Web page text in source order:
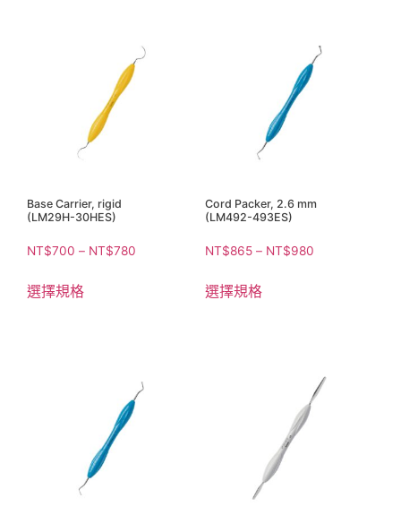
Base Carrier, rigid
(LM29H-30HES)
NT$700 – NT$780
選擇規格
Cord Packer, 2.6 mm
(LM492-493ES)
NT$865 – NT$980
選擇規格